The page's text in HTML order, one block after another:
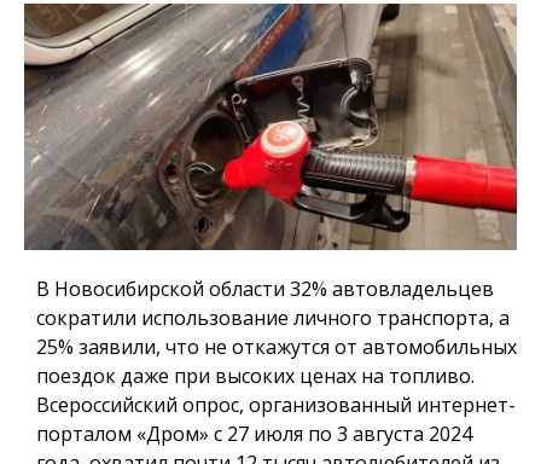
В Новосибирской области 32% автовладельцев
сократили использование личного транспорта, а
25% заявили, что не откажутся от автомобильных
поездок даже при высоких ценах на топливо.
Всероссийский опрос, организованный интернет-
порталом «Дром» с 27 июля по 3 августа 2024